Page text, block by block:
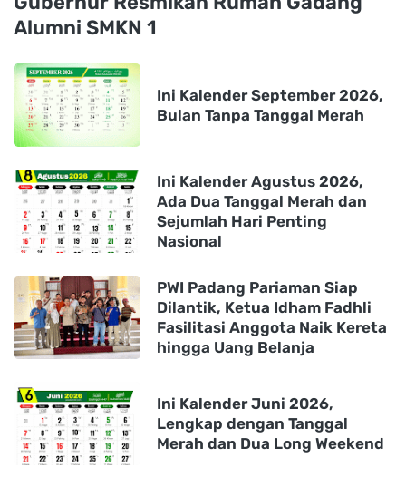
Alumni SMKN 1
Ini Kalender September 2026,
Bulan Tanpa Tanggal Merah
Ini Kalender Agustus 2026,
Ada Dua Tanggal Merah dan
Sejumlah Hari Penting
Nasional
PWI Padang Pariaman Siap
Dilantik, Ketua Idham Fadhli
Fasilitasi Anggota Naik Kereta
hingga Uang Belanja
Ini Kalender Juni 2026,
Lengkap dengan Tanggal
Merah dan Dua Long Weekend